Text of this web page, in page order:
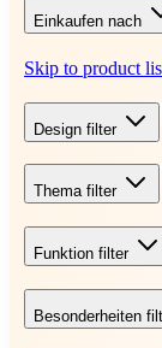
Einkaufen nach
Skip to product
Design filter
Thema filter
Funktion filter
Besonderheiten